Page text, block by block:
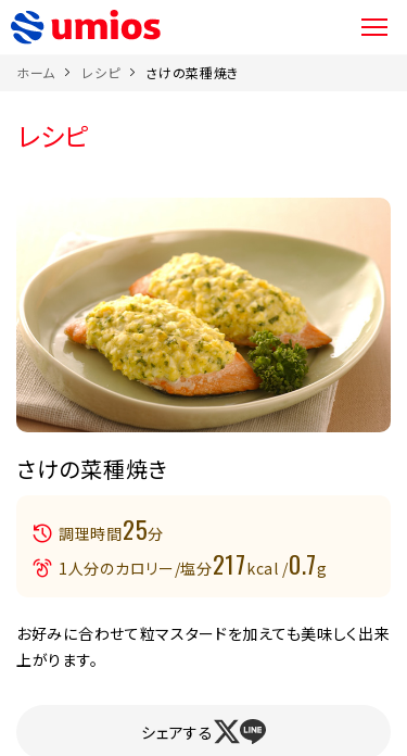
ホーム レシピ さけの菜種焼き
レシピ
さけの菜種焼き
調理時間25分
1人分のカロリー/塩分217kcal /0.7g
お好みに合わせて粒マスタードを加えても美味しく出来
上がります。
シェアする